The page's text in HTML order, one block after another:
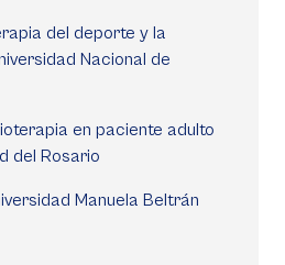
del deporte y la
Nacional de
en paciente adulto
del Rosario
Manuela Beltrán